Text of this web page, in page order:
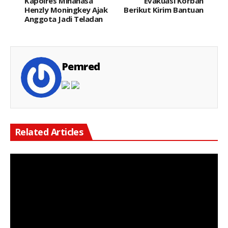
Henzly Moningkey Ajak
Anggota Jadi Teladan
Berikut Kirim Bantuan
Pemred
Related Articles
Keterangan Gambar : LBH Perjuangan Indonesia membuka Posko Aduan bagi masyarakat yang merasa menjadi korban dugaan pemblokiran akun dan penahanan dana pada exchange aset kripto, termasuk TRIV dan platform lainnya.